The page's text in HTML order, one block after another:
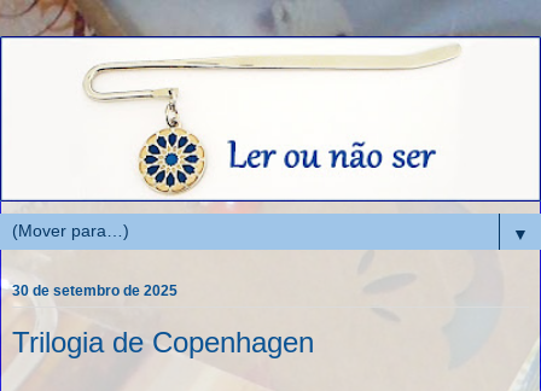
▼
30 de setembro de 2025
Trilogia de Copenhagen